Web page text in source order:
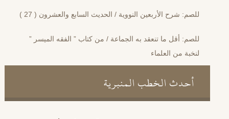
للصم: شرح الأربعين النووية / الحديث السابع والعشرون ( 27 )
للصم: أقل ما تنعقد به الجماعة / من كتاب ” الفقه الميسر ”
لنخبة من العلماء
أحدث الخطب المنبرية